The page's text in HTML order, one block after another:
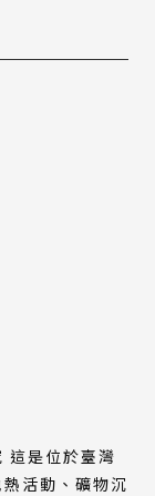
這是位於臺灣
活動、礦物沉